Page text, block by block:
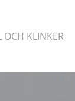
OCH KLINKER